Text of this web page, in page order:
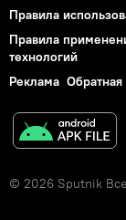
Правила
Правила
технологий
Реклама Обратная
© 2026 Sputnik